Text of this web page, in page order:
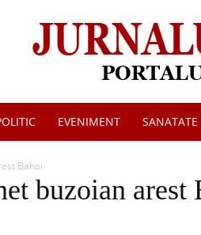
EVENIMENT SANATATE
Bahoi
buzoian arest